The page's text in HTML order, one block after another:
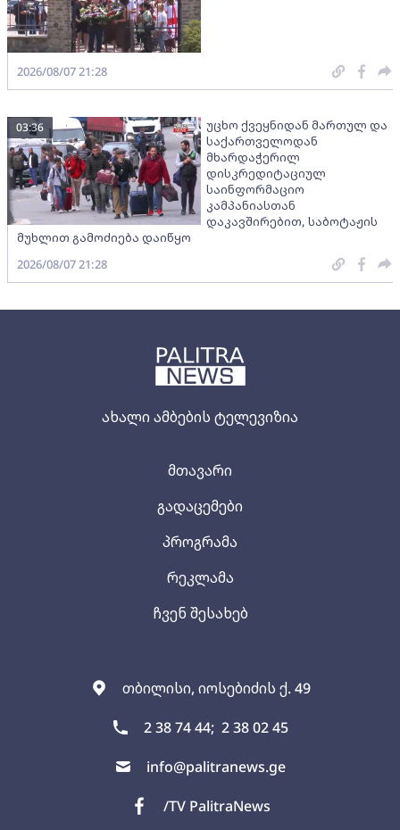
ახალი ამბების ტელევიზია
თბილისი, იოსებიძის ქ. 49
2 38 74 44; 2 38 02 45
info@palitranews.ge
/TV PalitraNews
მთავარი
გადაცემები
პროგრამა
რეკლამა
ჩვენ შესახებ
2026/08/07 21:28
უცხო ქვეყნიდან მართულ და
საქართველოდან
მხარდაჭერილ
დისკრედიტაციულ
საინფორმაციო
კამპანიასთან
დაკავშირებით, საბოტაჟის
მუხლით გამოძიება დაიწყო
03:36
2026/08/07 21:28